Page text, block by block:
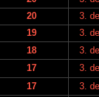
20
3.
19
3.
18
3.
17
3.
17
3.